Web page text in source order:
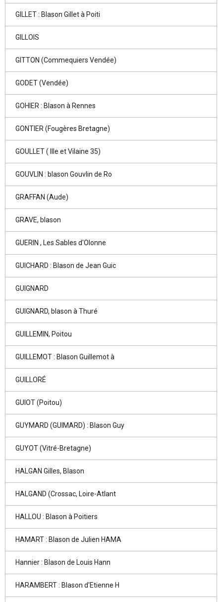
GILLET : Blason Gillet à Poiti
GILLOIS
GITTON (Commequiers Vendée)
GODET (Vendée)
GOHIER : Blason à Rennes
GONTIER (Fougères Bretagne)
GOULLET ( Ille et Vilaine 35)
GOUVLIN : blason Gouvlin de Ro
GRAFFAN (Aude)
GRAVE, blason
GUERIN , Les Sables d'Olonne
GUICHARD : Blason de Jean Guic
GUIGNARD
GUIGNARD, blason à Thuré
GUILLEMIN, Poitou
GUILLEMOT : Blason Guillemot à
GUILLORÉ
GUIOT (Poitou)
GUYMARD (GUIMARD) : Blason Guy
GUYOT (Vitré-Bretagne)
HALGAN Gilles, Blason
HALGAND (Crossac, Loire-Atlant
HALLOU : Blason à Poitiers
HAMART : Blason de Julien HAMA
Hannier : Blason de Louis Hann
HARAMBERT : Blason d'Etienne H